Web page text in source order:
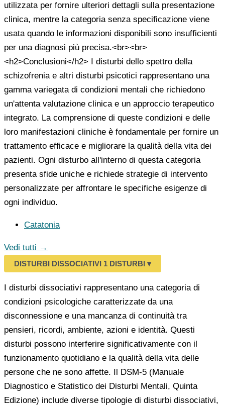
utilizzata per fornire ulteriori dettagli sulla presentazione
clinica, mentre la categoria senza specificazione viene
usata quando le informazioni disponibili sono insufficienti
per una diagnosi più precisa.<br><br>
<h2>Conclusioni</h2> I disturbi dello spettro della
schizofrenia e altri disturbi psicotici rappresentano una
gamma variegata di condizioni mentali che richiedono
un'attenta valutazione clinica e un approccio terapeutico
integrato. La comprensione di queste condizioni e delle
loro manifestazioni cliniche è fondamentale per fornire un
trattamento efficace e migliorare la qualità della vita dei
pazienti. Ogni disturbo all'interno di questa categoria
presenta sfide uniche e richiede strategie di intervento
personalizzate per affrontare le specifiche esigenze di
ogni individuo.
Catatonia
Vedi tutti →
DISTURBI DISSOCIATIVI 1 DISTURBI ▾
I disturbi dissociativi rappresentano una categoria di
condizioni psicologiche caratterizzate da una
disconnessione e una mancanza di continuità tra
pensieri, ricordi, ambiente, azioni e identità. Questi
disturbi possono interferire significativamente con il
funzionamento quotidiano e la qualità della vita delle
persone che ne sono affette. Il DSM-5 (Manuale
Diagnostico e Statistico dei Disturbi Mentali, Quinta
Edizione) include diverse tipologie di disturbi dissociativi,